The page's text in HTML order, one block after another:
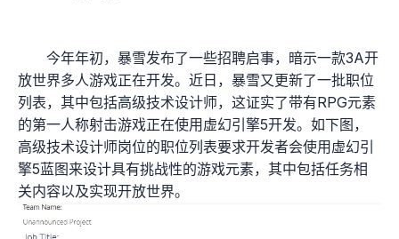
今年年初，暴雪发布了一些招聘启事，暗示一款3A开
放世界多人游戏正在开发。近日，暴雪又更新了一批职位
列表，其中包括高级技术设计师，这证实了带有RPG元素
的第一人称射击游戏正在使用虚幻引擎5开发。如下图，
高级技术设计师岗位的职位列表要求开发者会使用虚幻引
擎5蓝图来设计具有挑战性的游戏元素，其中包括任务相
关内容以及实现开放世界。